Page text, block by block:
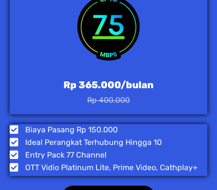
Rp 365.000/bulan
Rp 400.000
Biaya Pasang Rp 150.000
Ideal Perangkat Terhubung Hingga 10
Entry Pack 77 Channel
OTT Vidio Platinum Lite, Prime Video, Cathplay+